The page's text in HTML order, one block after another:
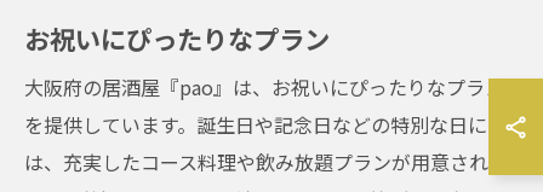
お祝いにぴったりなプラン
大阪府の居酒屋『pao』は、お祝いにぴったりなプラン
を提供しています。誕生日や記念日などの特別な日に
は、充実したコース料理や飲み放題プランが用意されて